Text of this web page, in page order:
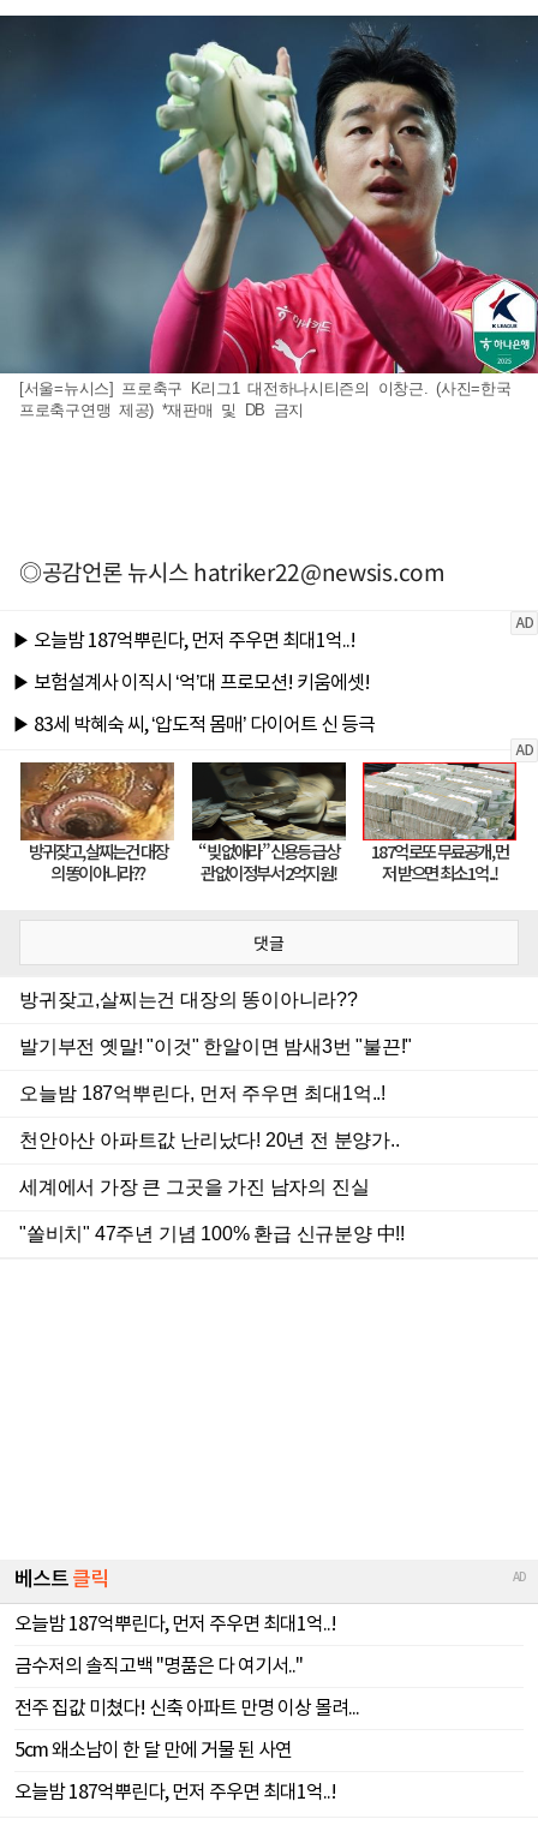
[서울=뉴시스] 프로축구 K리그1 대전하나시티즌의 이창근. (사진=한국
프로축구연맹 제공) *재판매 및 DB 금지
◎공감언론 뉴시스hatriker22@newsis.com
댓글